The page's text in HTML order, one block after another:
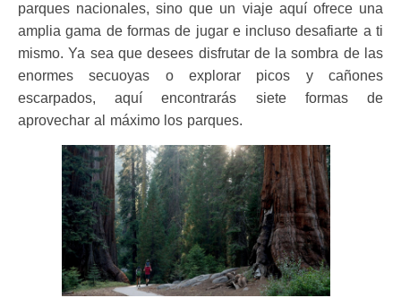
parques nacionales, sino que un viaje aquí ofrece una
amplia gama de formas de jugar e incluso desafiarte a ti
mismo. Ya sea que desees disfrutar de la sombra de las
enormes secuoyas o explorar picos y cañones
escarpados, aquí encontrarás siete formas de
aprovechar al máximo los parques.